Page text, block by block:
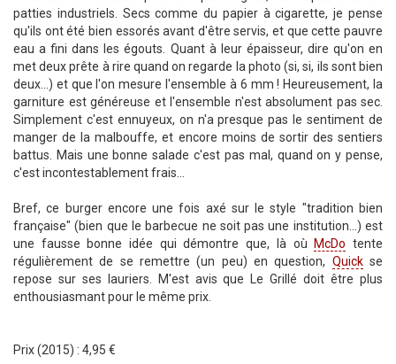
patties industriels. Secs comme du papier à cigarette, je pense
qu'ils ont été bien essorés avant d'être servis, et que cette pauvre
eau a fini dans les égouts. Quant à leur épaisseur, dire qu'on en
met deux prête à rire quand on regarde la photo (si, si, ils sont bien
deux...) et que l'on mesure l'ensemble à 6 mm ! Heureusement, la
garniture est généreuse et l'ensemble n'est absolument pas sec.
Simplement c'est ennuyeux, on n'a presque pas le sentiment de
manger de la malbouffe, et encore moins de sortir des sentiers
battus. Mais une bonne salade c'est pas mal, quand on y pense,
c'est incontestablement frais...
Bref, ce burger encore une fois axé sur le style "tradition bien
française" (bien que le barbecue ne soit pas une institution...) est
une fausse bonne idée qui démontre que, là où
McDo tente
régulièrement de se remettre (un peu) en question, Quickse
repose sur ses lauriers. M'est avis que Le Grillé doit être plus
enthousiasmant pour le même prix.
Prix (2015) : 4,95 €